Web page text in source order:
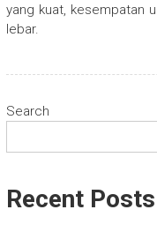
yang kuat, kesempatan
lebar.
Search
Recent Posts